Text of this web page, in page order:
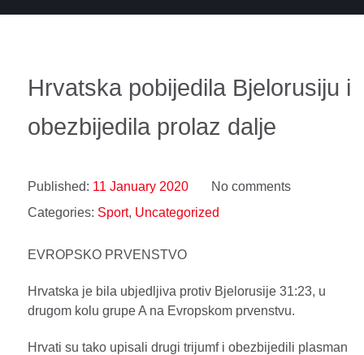
Hrvatska pobijedila Bjelorusiju i
obezbijedila prolaz dalje
Published: 11 January 2020
No comments
Categories: Sport, Uncategorized
EVROPSKO PRVENSTVO
Hrvatska je bila ubjedljiva protiv Bjelorusije 31:23, u
drugom kolu grupe A na Evropskom prvenstvu.
Hrvati su tako upisali drugi trijumf i obezbijedili plasman